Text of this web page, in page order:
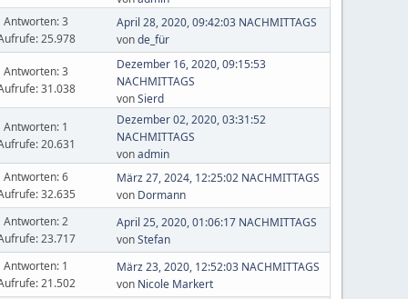
Antworten: 3
25.978
April 28, 2020, 09:42:03 NACHMITTAGS
vonde_für
Antworten: 3
31.038
Dezember 16, 2020, 09:15:53
NACHMITTAGS
vonSierd
Antworten: 1
20.631
Dezember 02, 2020, 03:31:52
NACHMITTAGS
vonadmin
Antworten: 6
32.635
März 27, 2024, 12:25:02 NACHMITTAGS
von Dormann
Antworten: 2
23.717
April 25, 2020, 01:06:17 NACHMITTAGS
vonStefan
Antworten: 1
21.502
März 23, 2020, 12:52:03 NACHMITTAGS
von Nicole Markert